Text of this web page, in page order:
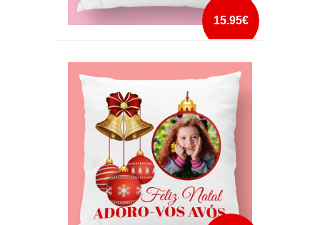
15.95€
mais info
add à lista